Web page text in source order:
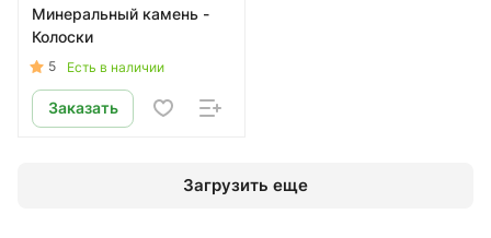
Минеральный камень -
Колоски
5 Есть в наличии
Заказать
Загрузить еще